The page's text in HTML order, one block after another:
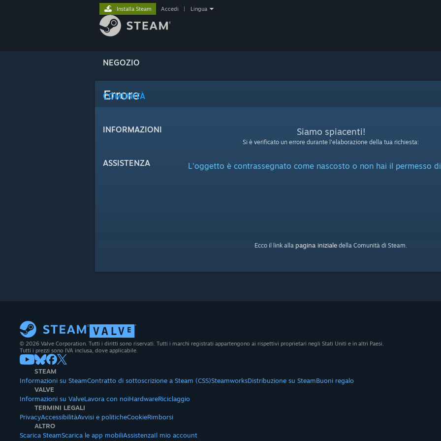
NEGOZIO
COMUNITÀ
INFORMAZIONI
ASSISTENZA
Installa Steam Accedi Lingua
Errore
Siamo spiacenti!
Si è verificato un errore durante l'elaborazione della tua richiesta:
L'oggetto è contrassegnato come nascosto o non hai il permesso
Ecco il link alla pagina iniziale della Comunità di Steam.
© 2026 Valve Corporation. Tutti i diritti sono riservati. Tutti i marchi registrati appartengono ai rispettivi proprietari negli Stati Uniti e in altri Paesi.
Tutti i prezzi sono IVA inclusa, dove applicabile.
STEAM
Informazioni su SteamContratto di sottoscrizione a Steam (CSS)SteamworksDistribuzione su SteamBuoni regalo
VALVE
Informazioni su ValveLavora con noiHardwareRiciclaggio
TERMINI LEGALI
PrivacyAccessibilitàAvvisi e politicheCookieRimborsi
ALTRO
Scarica SteamScarica le app mobiliAssistenzaIl mio account